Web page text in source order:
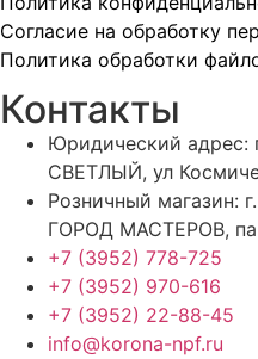
Согласие на обработку
Политика обработки
Контакты
Юридический адрес:
СВЕТЛЫЙ, ул
Розничный магазин:
ГОРОД МАСТЕРОВ,
+7 (3952) 778-725
+7 (3952) 970-616
+7 (3952) 22-88-45
info@korona-npf.ru